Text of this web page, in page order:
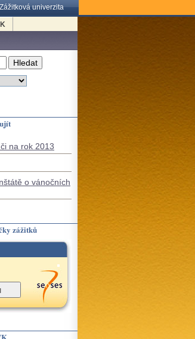
univerzita
na rok 2013
o vánočních
zážitků